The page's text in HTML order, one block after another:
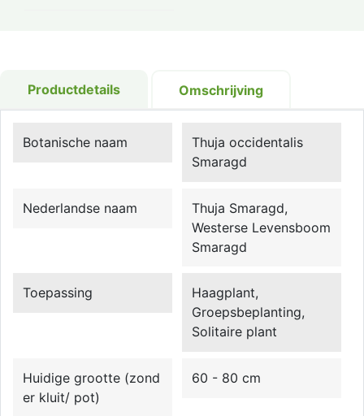
Productdetails Omschrijving
Botanische naam
Thuja occidentalis
Smaragd
Nederlandse naam
Thuja Smaragd,
Westerse Levensboom
Smaragd
Toepassing
Haagplant,
Groepsbeplanting,
Solitaire plant
Huidige grootte (zond
er kluit/ pot)
60 - 80 cm